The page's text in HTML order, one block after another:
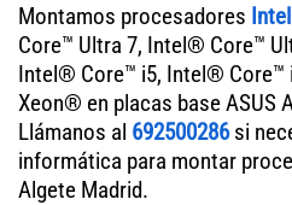
Montamos procesadores
Core™ Ultra 7, Intel® Core™
Intel® Core™ i5, Intel®
Xeon® en placas base ASUS
Llámanos al 692500286si
informática para montar
Algete Madrid.